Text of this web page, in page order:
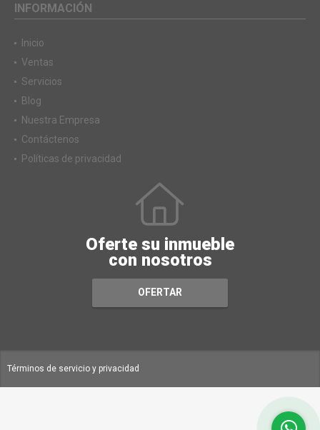
INFORMACIÓN
Inicio
Ventas
Servicios
Blog
Nuestra Empresa
Contáctenos
Políticas de privacidad
Oferte su inmueble
con nosotros
OFERTAR
Términos de servicio y privacidad